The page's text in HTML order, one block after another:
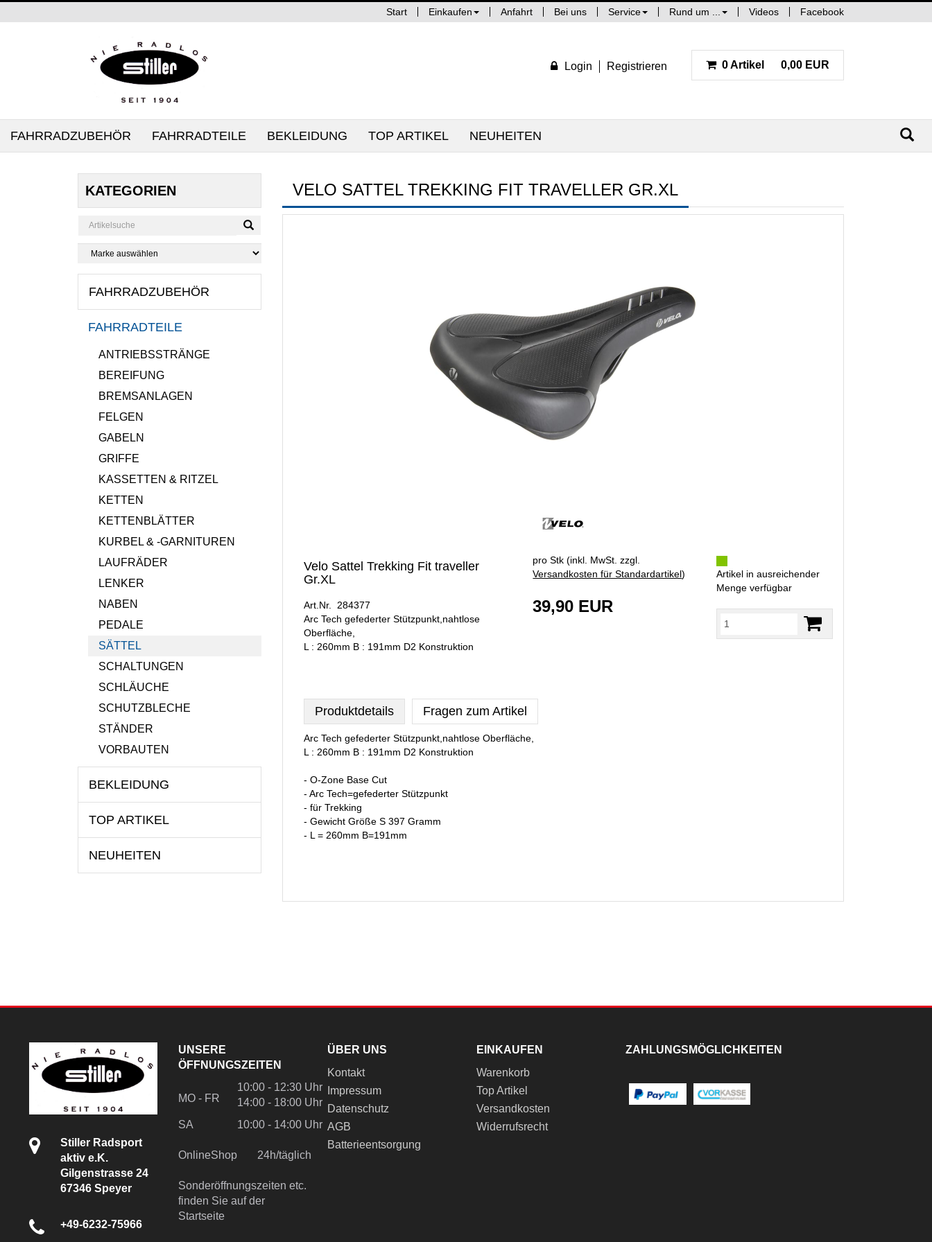
Start Einkaufen Anfahrt Bei uns Service Rund um ... Videos Facebook
Login Registrieren 0 Artikel 0,00 EUR
FAHRRADZUBEHÖR FAHRRADTEILE BEKLEIDUNG TOP ARTIKEL NEUHEITEN
KATEGORIEN
FAHRRADZUBEHÖR
FAHRRADTEILE
ANTRIEBSSTRÄNGE
BEREIFUNG
BREMSANLAGEN
FELGEN
GABELN
GRIFFE
KASSETTEN & RITZEL
KETTEN
KETTENBLÄTTER
KURBEL & -GARNITUREN
LAUFRÄDER
LENKER
NABEN
PEDALE
SÄTTEL
SCHALTUNGEN
SCHLÄUCHE
SCHUTZBLECHE
STÄNDER
VORBAUTEN
BEKLEIDUNG
TOP ARTIKEL
NEUHEITEN
VELO SATTEL TREKKING FIT TRAVELLER GR.XL
Velo Sattel Trekking Fit traveller
Gr.XL
Art.Nr. 284377
Arc Tech gefederter Stützpunkt,nahtlose
Oberfläche,
L : 260mm B : 191mm D2 Konstruktion
pro Stk (inkl. MwSt. zzgl.
Versandkosten für Standardartikel)
39,90 EUR
Artikel in ausreichender
Menge verfügbar
Produktdetails Fragen zum Artikel
Arc Tech gefederter Stützpunkt,nahtlose Oberfläche,
L : 260mm B : 191mm D2 Konstruktion
- O-Zone Base Cut
- Arc Tech=gefederter Stützpunkt
- für Trekking
- Gewicht Größe S 397 Gramm
- L = 260mm B=191mm
Stiller Radsport
aktiv e.K.
Gilgenstrasse 24
67346 Speyer
+49-6232-75966
UNSERE
ÖFFNUNGSZEITEN
MO - FR
10:00 - 12:30 Uhr
14:00 - 18:00 Uhr
SA
10:00 - 14:00 Uhr
OnlineShop 24h/täglich
Sonderöffnungszeiten etc.
finden Sie auf der
Startseite
ÜBER UNS
Kontakt
Impressum
Datenschutz
AGB
Batterieentsorgung
EINKAUFEN
Warenkorb
Top Artikel
Versandkosten
Widerrufsrecht
ZAHLUNGSMÖGLICHKEITEN